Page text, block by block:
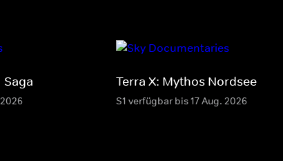
Saga Terra X: Mythos Nordsee
S1 verfügbar bis 17 Aug. 2026